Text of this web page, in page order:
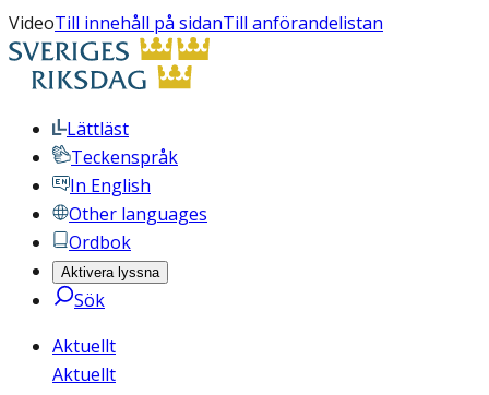
VideoTill innehåll på sidanTill anförandelistan
Lättläst
Teckenspråk
In English
Other languages
Ordbok
Aktivera lyssna
Sök
Aktuellt
Aktuellt